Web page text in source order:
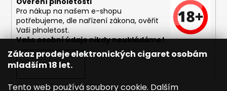
Zákaz prodeje elektronických cigaret osobám
mladším 18 let.
Tento web používá soubory cookie. Dalším
Pro nákup na našem e-shopu
potřebujeme, dle nařízení zákona, ověřit
Vaši plnoletost.
Vaše osobní údaje nikdy neukládáme!
PŘIHLÁSIT SE